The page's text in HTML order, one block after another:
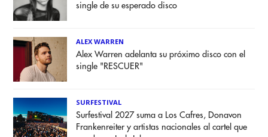
single de su esperado disco
ALEX WARREN
Alex Warren adelanta su próximo disco con el
single "RESCUER"
SURFESTIVAL
Surfestival 2027 suma a Los Cafres, Donavon
Frankenreiter y artistas nacionales al cartel que